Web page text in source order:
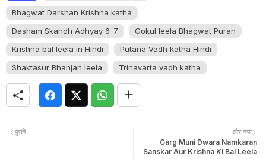
Bhagwat Darshan Krishna katha
Dasham Skandh Adhyay 6-7
Gokul leela Bhagwat Puran
Krishna bal leela in Hindi
Putana Vadh katha Hindi
Shaktasur Bhanjan leela
Trinavarta vadh katha
और नया
Garg Muni Dwara Namkaran
Sanskar Aur Krishna Ki Bal Leela
पुराने